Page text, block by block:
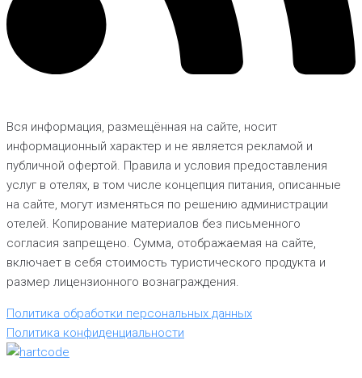
Вся информация, размещённая на сайте, носит
информационный характер и не является рекламой и
публичной офертой. Правила и условия предоставления
услуг в отелях, в том числе концепция питания, описанные
на сайте, могут изменяться по решению администрации
отелей. Копирование материалов без письменного
согласия запрещено. Сумма, отображаемая на сайте,
включает в себя стоимость туристического продукта и
размер лицензионного вознаграждения.
Политика обработки персональных данных
Политика конфиденциальности